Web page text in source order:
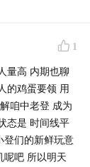
1
量高 内期也聊
的鸡蛋要领 用
咱中老登 成为
态是 时间线平
登们的新鲜玩意
呢吧 所以明天